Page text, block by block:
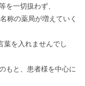
を一切扱わず、
称の薬局が増えていく
葉を入れませんでし
もと、患者様を中心に